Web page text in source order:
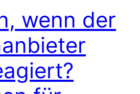
wenn der